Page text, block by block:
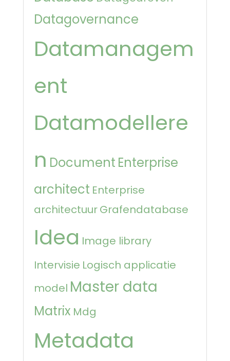
Datagovernance
Datamanagem
ent
Datamodellere
n Document Enterprise
architect Enterprise
architectuurGrafendatabase
Idea Image library
Intervisie Logisch applicatie
model Master data
Matrix Mdg
Metadata